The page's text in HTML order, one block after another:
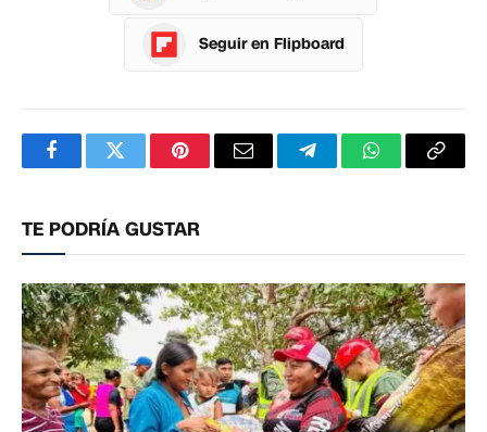
Seguir en Flipboard
FacebookTwitterPinterestCorreoTelegramWhatsApp
TE PODRÍA GUSTAR